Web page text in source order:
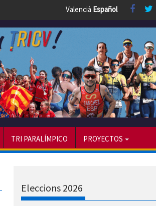
Valencià Español
TRI PARALÍMPICO PROYECTOS
Eleccions 2026